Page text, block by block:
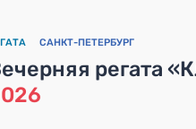
САНКТ-ПЕТЕРБУРГ
регата